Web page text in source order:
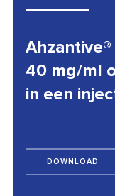
Ahzantive®
40 mg/ml
in een
DOWNLOAD